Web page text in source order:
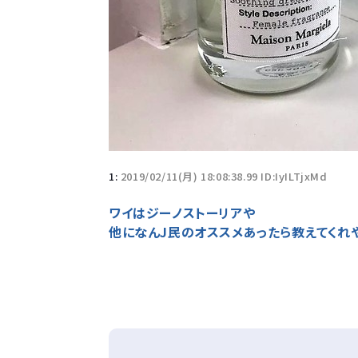
1: 2019/02/11(月) 18:08:38.99 ID:IyILTjxMd
ワイはジーノストーリアや
他になんJ民のオススメあったら教えてくれ